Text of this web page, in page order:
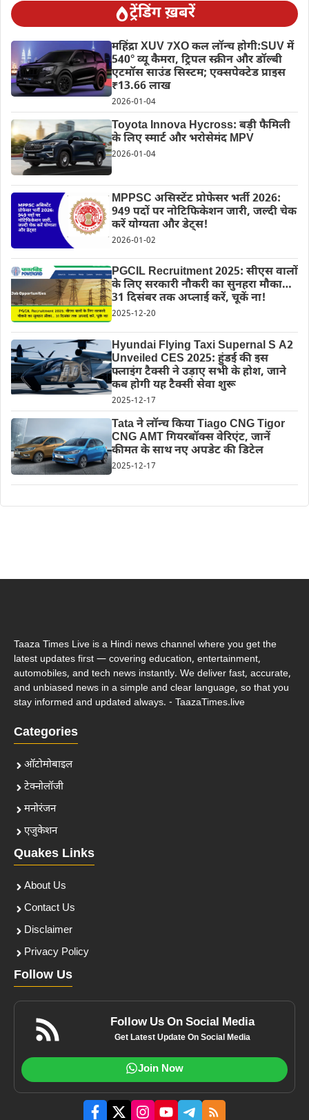
ट्रेंडिंग ख़बरें
महिंद्रा XUV 7XO कल लॉन्च होगी:SUV में
540° व्यू कैमरा, ट्रिपल स्क्रीन और डॉल्बी
एटमॉस साउंड सिस्टम; एक्सपेक्टेड प्राइस
₹13.66 लाख
2026-01-04
Toyota Innova Hycross: बड़ी फैमिली
के लिए स्मार्ट और भरोसेमंद MPV
2026-01-04
MPPSC असिस्टेंट प्रोफेसर भर्ती 2026:
949 पदों पर नोटिफिकेशन जारी, जल्दी चेक
करें योग्यता और डेट्स!
2026-01-02
PGCIL Recruitment 2025: सीएस वालों
के लिए सरकारी नौकरी का सुनहरा मौका…
31 दिसंबर तक अप्लाई करें, चूकें ना!
2025-12-20
Hyundai Flying Taxi Supernal S A2
Unveiled CES 2025: हुंडई की इस
फ्लाइंग टैक्सी ने उड़ाए सभी के होश, जाने
कब होगी यह टैक्सी सेवा शुरू
2025-12-17
Tata ने लॉन्च किया Tiago CNG Tigor
CNG AMT गियरबॉक्स वेरिएंट, जानें
कीमत के साथ नए अपडेट की डिटेल
2025-12-17
Taaza Times Live is a Hindi news channel where you get the
latest updates first — covering education, entertainment,
automobiles, and tech news instantly. We deliver fast, accurate,
and unbiased news in a simple and clear language, so that you
stay informed and updated always. - TaazaTimes.live
Categories
ऑटोमोबाइल
टेक्नोलॉजी
मनोरंजन
एजुकेशन
Quakes Links
About Us
Contact Us
Disclaimer
Privacy Policy
Follow Us
Follow Us On Social Media
Get Latest Update On Social Media
Join Now